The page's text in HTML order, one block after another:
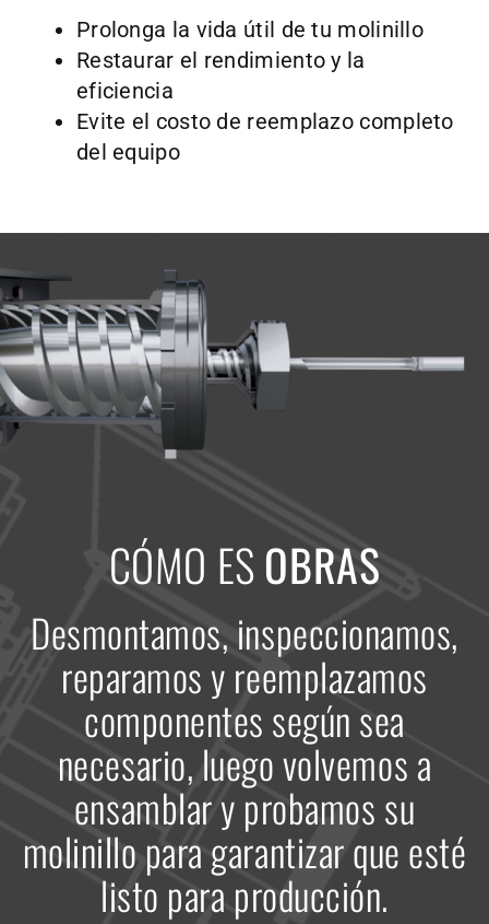
Prolonga la vida útil de tu molinillo
Restaurar el rendimiento y la
eficiencia
Evite el costo de reemplazo completo
del equipo
CÓMO ESOBRAS
Desmontamos, inspeccionamos,
reparamos y reemplazamos
componentes según sea
necesario, luego volvemos a
ensamblar y probamos su
molinillo para garantizar que esté
listo para producción.